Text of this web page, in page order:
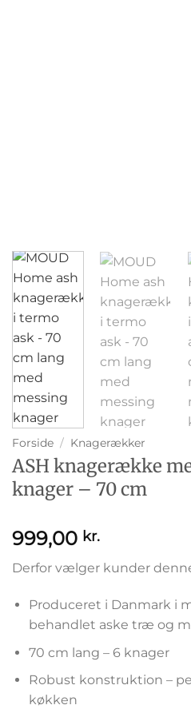
Forside / Knagerækker
ASH knagerække
knager – 70 cm
999,00 kr.
Derfor vælger kunder
Produceret i Danmark i
behandlet aske træ og
70 cm lang – 6 knager
Robust konstruktion –
køkken